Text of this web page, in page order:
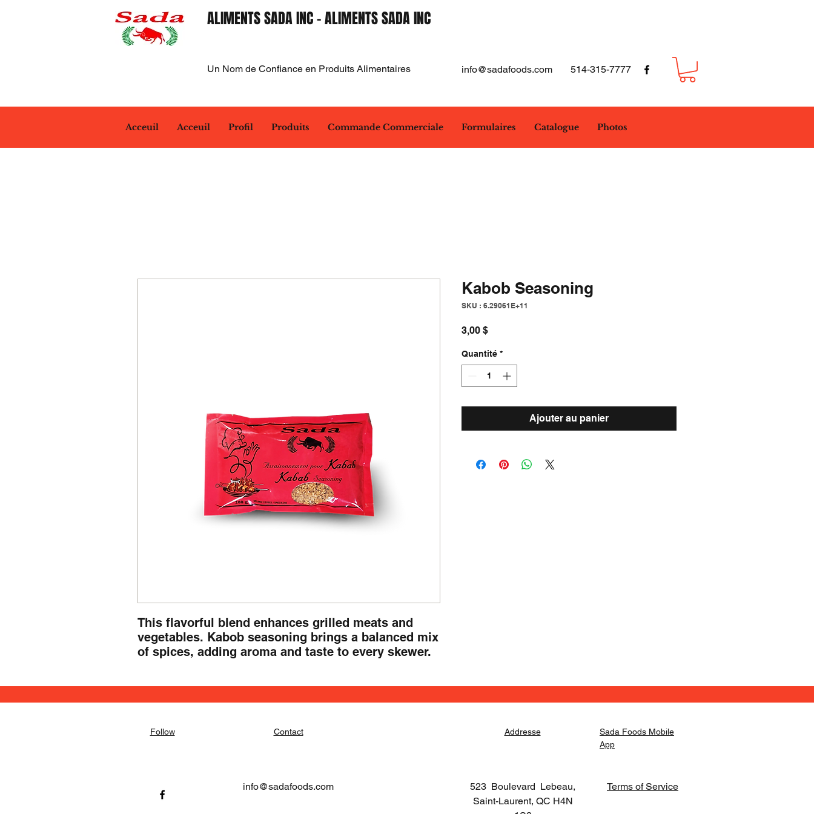
ALIMENTS SADA INC - ALIMENTS SADA INC
Un Nom de Confiance en Produits Alimentaires info@sadafoods.com 514-315-7777
Acceuil Acceuil Profil Produits Commande Commerciale Formulaires Catalogue Photos
This flavorful blend enhances grilled meats and
vegetables. Kabob seasoning brings a balanced mix
of spices, adding aroma and taste to every skewer.
Kabob Seasoning
SKU : 6.29061E+11
3,00 $Prix
Quantité *
Ajouter au panier
Follow Contact
info@sadafoods.com
Addresse
523 Boulevard Lebeau,
Saint-Laurent, QC H4N
Sada Foods Mobile
App
Terms of Service